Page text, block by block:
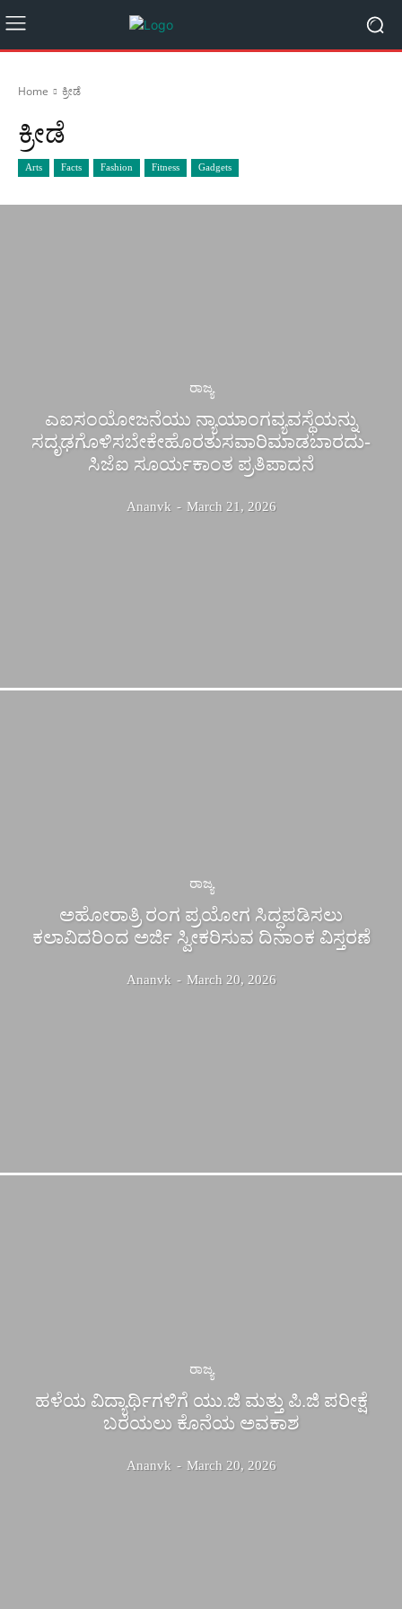
Home ಕ್ರೀಡೆ
ಕ್ರೀಡೆ
Arts Facts Fashion Fitness Gadgets
ರಾಜ್ಯ
ಎಐಸಂಯೋಜನೆಯು ನ್ಯಾಯಾಂಗವ್ಯವಸ್ಥೆಯನ್ನು
ಸದೃಢಗೊಳಿಸಬೇಕೇಹೊರತುಸವಾರಿಮಾಡಬಾರದು-
ಸಿಜೆಐ ಸೂರ್ಯಕಾಂತ ಪ್ರತಿಪಾದನೆ
Ananvk - March 21, 2026
ರಾಜ್ಯ
ಅಹೋರಾತ್ರಿ ರಂಗ ಪ್ರಯೋಗ ಸಿದ್ಧಪಡಿಸಲು
ಕಲಾವಿದರಿಂದ ಅರ್ಜಿ ಸ್ವೀಕರಿಸುವ ದಿನಾಂಕ ವಿಸ್ತರಣೆ
Ananvk - March 20, 2026
ರಾಜ್ಯ
ಹಳೆಯ ವಿದ್ಯಾರ್ಥಿಗಳಿಗೆ ಯು.ಜಿ ಮತ್ತು ಪಿ.ಜಿ ಪರೀಕ್ಷೆ
ಬರೆಯಲು ಕೊನೆಯ ಅವಕಾಶ
Ananvk - March 20, 2026